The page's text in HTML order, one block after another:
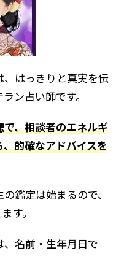
、はっきりと真実を伝
ン占い師です。
、相談者のエネルギ
的確なアドバイスを
鑑定は始まるので、
す。
名前・生年月日で